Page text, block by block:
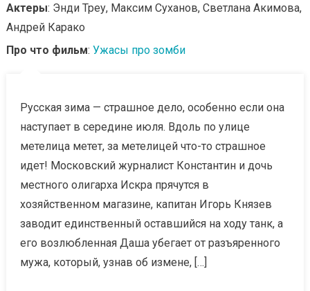
Актеры: Энди Треу, Максим Суханов, Светлана Акимова,
Андрей Карако
Про что фильм: Ужасы про зомби
Русская зима — страшное дело, особенно если она
наступает в середине июля. Вдоль по улице
метелица метет, за метелицей что-то страшное
идет! Московский журналист Константин и дочь
местного олигарха Искра прячутся в
хозяйственном магазине, капитан Игорь Князев
заводит единственный оставшийся на ходу танк, а
его возлюбленная Даша убегает от разъяренного
мужа, который, узнав об измене, […]